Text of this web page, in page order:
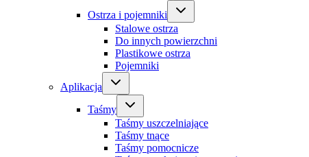
Ostrza i pojemniki
Stalowe ostrza
Do innych powierzchni
Plastikowe ostrza
Pojemniki
Aplikacja
Taśmy
Taśmy uszczelniające
Taśmy tnące
Taśmy pomocnicze